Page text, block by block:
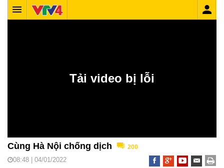
Cùng Hà Nội chống dịch 200
08:48 | 04/01/2022